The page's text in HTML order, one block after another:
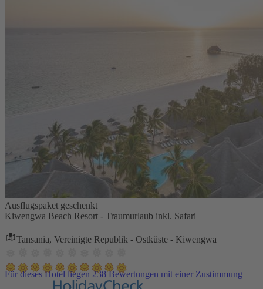
Ausflugspaket geschenkt
Kiwengwa Beach Resort - Traumurlaub inkl. Safari
Tansania, Vereinigte Republik - Ostküste - Kiwengwa
Für dieses Hotel liegen 238 Bewertungen mit einer Zustimmung